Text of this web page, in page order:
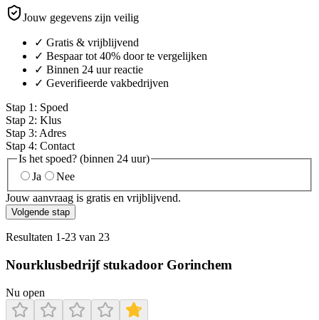
Jouw gegevens zijn veilig
✓ Gratis & vrijblijvend
✓ Bespaar tot 40% door te vergelijken
✓ Binnen 24 uur reactie
✓ Geverifieerde vakbedrijven
Stap 1 : Spoed
Stap 2: Klus
Stap 3: Adres
Stap 4: Contact
Is het spoed? (binnen 24 uur)
Ja
Nee
Jouw aanvraag is gratis en vrijblijvend.
Volgende stap
Resultaten 1-23 van 23
Nourklusbedrijf stukadoor Gorinchem
Nu open